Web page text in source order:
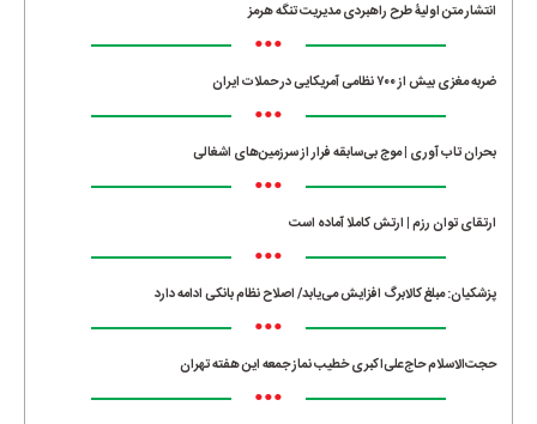
انتشار متن اولیۀ طرح راهبردی مدیریت تنگه هرمز
•••
ضربه مغزی بیش از ۷۰۰ نظامی آمریکایی در حملات ایران
•••
بحران تاب آوری | موج بی‌سابقه فرار از سرزمین‌های اشغالی
•••
ارتقای توان رزم | ارتش کاملا آماده است
•••
پزشکیان: مبلغ کالابرگ افزایش می‌یابد/ اصلاح نظام بانکی ادامه دارد
•••
حجت‌الاسلام حاج‌علی‌اکبری خطیب نماز جمعه این هفته تهران
•••